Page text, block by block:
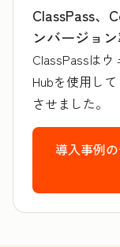
ClassPass、
ンバージョ
ClassPassは
Hubを使用し
させました。
導入事例